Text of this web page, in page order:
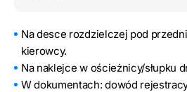
Na desce rozdzielczej pod
kierowcy.
Na naklejce w ościeżnicy/słupku
W dokumentach: dowód